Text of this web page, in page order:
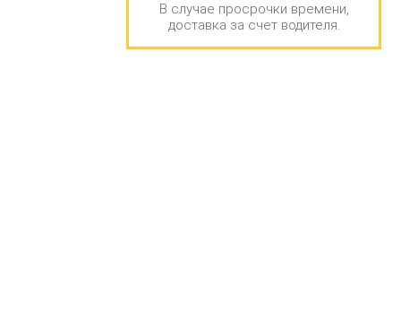
В случае просрочки времени,
доставка за счет водителя.